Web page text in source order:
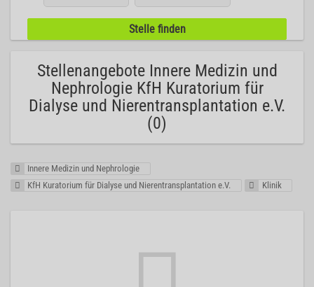
Stellenangebote Innere Medizin und
Nephrologie KfH Kuratorium für
Dialyse und Nierentransplantation e.V.
(0)
Innere Medizin und Nephrologie
KfH Kuratorium für Dialyse und Nierentransplantation e.V.
Klinik